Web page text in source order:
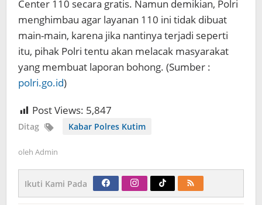
Center 110 secara gratis. Namun demikian, Polri
menghimbau agar layanan 110 ini tidak dibuat
main-main, karena jika nantinya terjadi seperti
itu, pihak Polri tentu akan melacak masyarakat
yang membuat laporan bohong. (Sumber :
polri.go.id)
Post Views: 5,847
Ditag Kabar Polres Kutim
oleh Admin
Ikuti Kami Pada